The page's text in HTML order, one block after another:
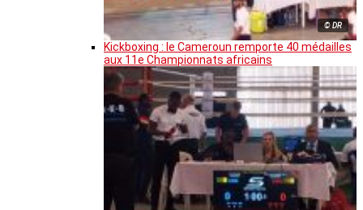
© DR
Kickboxing : le Cameroun remporte 40 médailles
aux 11e Championnats africains